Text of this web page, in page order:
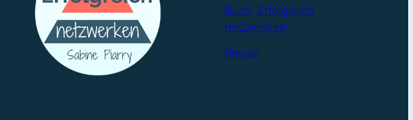
Buch „Erfolgreich
netzwerken“
Presse